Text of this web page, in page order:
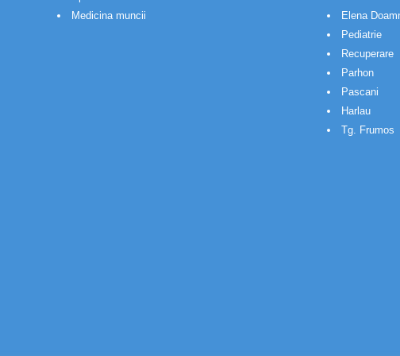
Medicina muncii
Elena
Pediatrie
Recuperare
Parhon
Pascani
Harlau
Tg. Frumos